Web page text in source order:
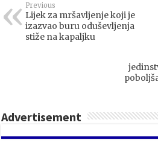
Previous
Lijek za mršavljenje koji je
izazvao buru oduševljenja
stiže na kapaljku
Advertisement